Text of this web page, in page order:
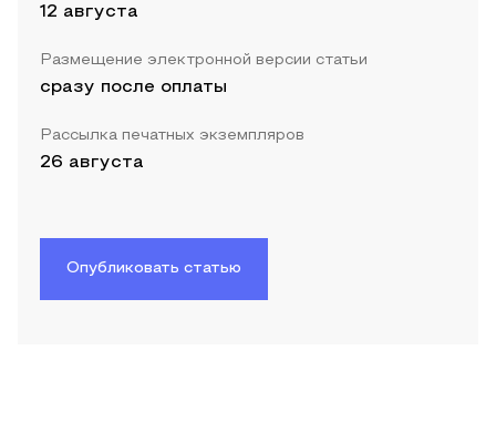
12 августа
Размещение электронной версии статьи
сразу после оплаты
Рассылка печатных экземпляров
26 августа
Опубликовать статью